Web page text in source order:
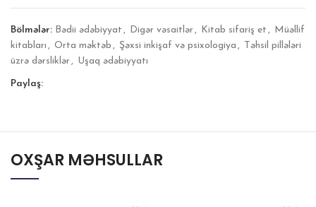
Bölmələr: Bədii ədəbiyyat , Digər vəsaitlər , Kitab sifariş et ,
Müəllif
kitabları , Orta məktəb , Şəxsi inkişaf və psixologiya ,
Təhsil pillələri
üzrə dərsliklər , Uşaq ədəbiyyatı
Paylaş:
OXŞAR MƏHSULLAR